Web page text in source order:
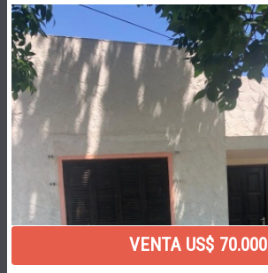
VENTA US$ 70.000